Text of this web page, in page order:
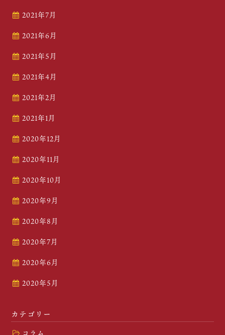
2021年7月
2021年6月
2021年5月
2021年4月
2021年2月
2021年1月
2020年12月
2020年11月
2020年10月
2020年9月
2020年8月
2020年7月
2020年6月
2020年5月
カテゴリー
コラム